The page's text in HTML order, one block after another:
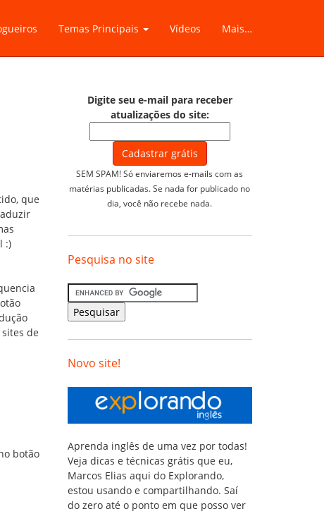
Temas Principais Vídeos Mais…
que
:)
de
botão
Digite seu e-mail para receber
atualizações do site:
SEM SPAM! Só enviaremos e-mails com as
matérias publicadas. Se nada for publicado no
dia, você não recebe nada.
Pesquisa no site
Novo site!
Aprenda inglês de uma vez por todas!
Veja dicas e técnicas grátis que eu,
Marcos Elias aqui do Explorando,
estou usando e compartilhando. Saí
do zero até o ponto em que posso ver